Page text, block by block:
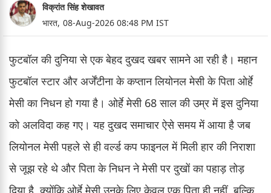
विक्रांत सिंह शेखावत
भारत, 08-Aug-2026 08:48 PM IST
फुटबॉल की दुनिया से एक बेहद दुखद खबर सामने आ रही है। महान
फुटबॉल स्टार और अर्जेंटीना के कप्तान लियोनल मेसी के पिता ओर्हे
मेसी का निधन हो गया है। ओर्हे मेसी 68 साल की उम्र में इस दुनिया
को अलविदा कह गए। यह दुखद समाचार ऐसे समय में आया है जब
लियोनल मेसी पहले से ही वर्ल्ड कप फाइनल में मिली हार की निराशा
से जूझ रहे थे और पिता के निधन ने मेसी पर दुखों का पहाड़ तोड़
दिया है, क्योंकि ओर्हे मेसी उनके लिए केवल एक पिता ही नहीं, बल्कि